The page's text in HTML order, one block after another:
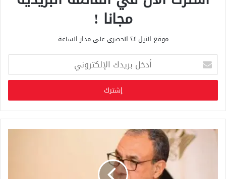
مجانا !
موقع النيل ٢٤ الحصري علي مدار الساعة
خ
ب
ر
ي
د